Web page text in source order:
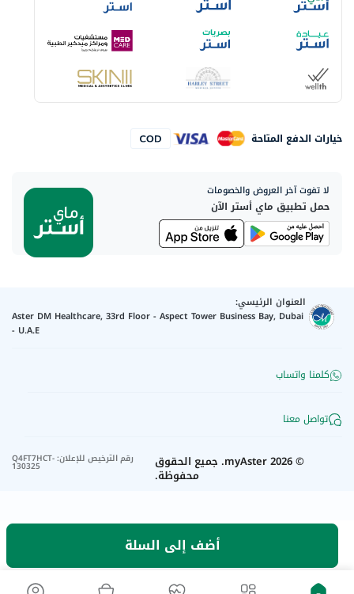
أضف إلى السلة
خيارات الدفع المتاحة
لا تفوت آخر العروض والخصومات
حمل تطبيق ماي أستر الآن
العنوان الرئيسي:
Aster DM Healthcare, 33rd Floor - Aspect Tower Business Bay, Dubai
- U.A.E
كلمنا واتساب
تواصل معنا
©
2026
myAster. جميع الحقوق
محفوظة.
رقم الترخيص للإعلان:
Q4FT7HCT-
130325